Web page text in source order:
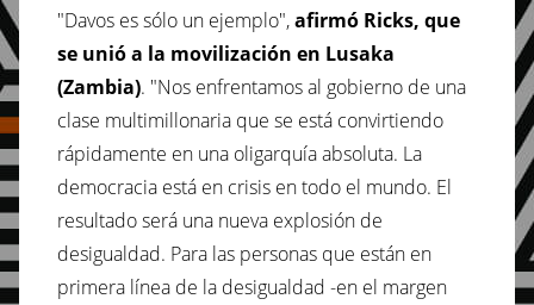
"Davos es sólo un ejemplo",afirmó Ricks, que
se unió a la movilización en Lusaka
(Zambia). "Nos enfrentamos al gobierno de una
clase multimillonaria que se está convirtiendo
rápidamente en una oligarquía absoluta. La
democracia está en crisis en todo el mundo. El
resultado será una nueva explosión de
desigualdad. Para las personas que están en
primera línea de la desigualdad -en el margen